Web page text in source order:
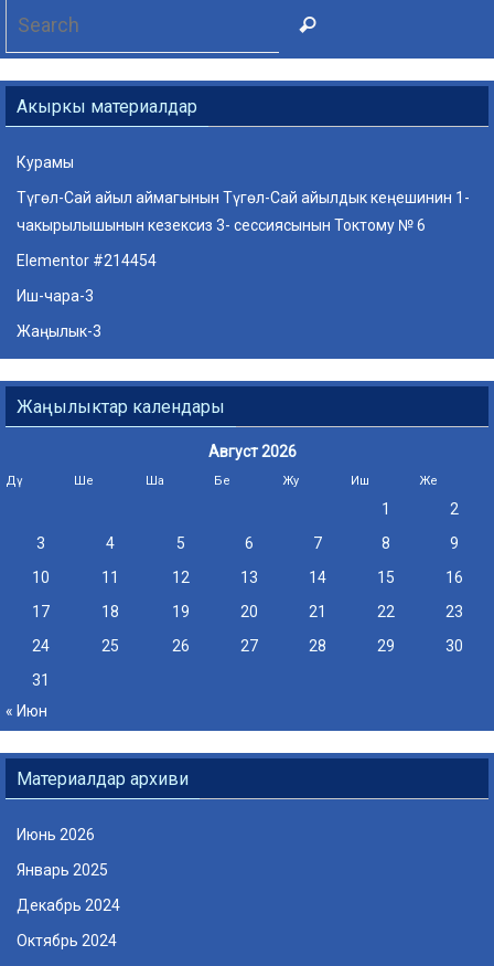
Search
Акыркы материалдар
Курамы
Түгөл-Сай айыл аймагынын Түгөл-Сай айылдык кеңешинин 1-
чакырылышынын кезексиз 3- сессиясынын Токтому № 6
Elementor #214454
Иш-чара-3
Жаңылык-3
Жаңылыктар календары
Август 2026
Дү Ше Ша Бе Жу Иш Же
1
2
3
4 5 6 7 8
9
10
11 12 13 14 15
16
17
18 19 20 21 22
23
24
25 26 27 28 29
30
31
« Июн
Материалдар архиви
Июнь 2026
Январь 2025
Декабрь 2024
Октябрь 2024